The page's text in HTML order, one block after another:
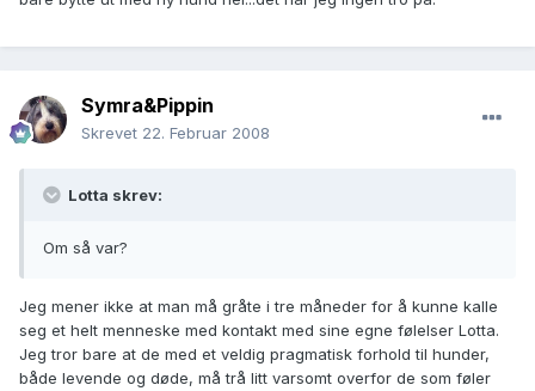
Symra&Pippin
Skrevet 22. Februar 2008
Lotta skrev:
Om så var?
Jeg mener ikke at man må gråte i tre måneder for å kunne kalle
seg et helt menneske med kontakt med sine egne følelser Lotta.
Jeg tror bare at de med et veldig pragmatisk forhold til hunder,
både levende og døde, må trå litt varsomt overfor de som føler